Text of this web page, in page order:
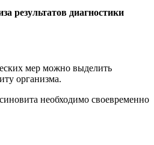
результатов диагностики
мер можно выделить
организма.
необходимо своевременно